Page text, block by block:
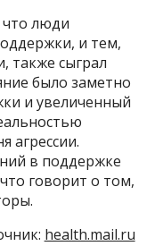
люди
и тем,
также сыграл
было заметно
и увеличенный
агрессии.
в поддержке
говорит о том,
health.mail.ru